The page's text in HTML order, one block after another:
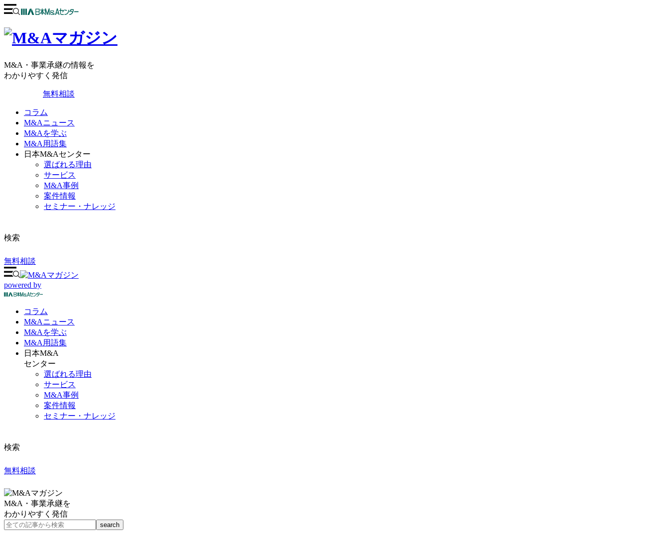
M&A・事業承継の情報を
わかりやすく発信
無料相談
コラム
M&Aニュース
M&Aを学ぶ
M&A用語集
日本M&Aセンター
選ばれる理由
サービス
M&A事例
案件情報
セミナー・ナレッジ
検索
無料相談
powered by
コラム
M&Aニュース
M&Aを学ぶ
M&A 用語集
日本M&A
センター
選ばれる理由
サービス
M&A事例
案件情報
セミナー・ナレッジ
検索
無料相談
M&A・事業承継を
わかりやすく発信